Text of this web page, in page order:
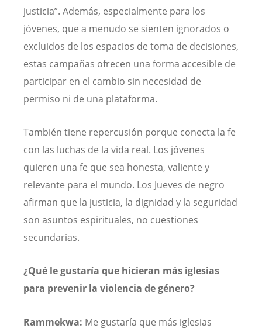
justicia”. Además, especialmente para los
jóvenes, que a menudo se sienten ignorados o
excluidos de los espacios de toma de decisiones,
estas campañas ofrecen una forma accesible de
participar en el cambio sin necesidad de
permiso ni de una plataforma.
También tiene repercusión porque conecta la fe
con las luchas de la vida real. Los jóvenes
quieren una fe que sea honesta, valiente y
relevante para el mundo. Los Jueves de negro
afirman que la justicia, la dignidad y la seguridad
son asuntos espirituales, no cuestiones
secundarias.
¿Qué le gustaría que hicieran más iglesias
para prevenir la violencia de género?
Rammekwa: Me gustaría que más iglesias